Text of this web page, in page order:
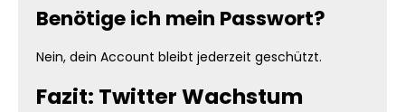
Benötige ich mein Passwort?
Nein, dein Account bleibt jederzeit geschützt.
Fazit: Twitter Wachstum